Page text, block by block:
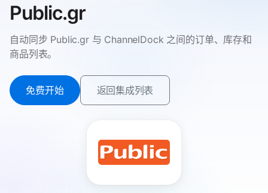
Public.gr
自动同步 Public.gr 与 ChannelDock 之间的订单、库存和
商品列表。
免费开始 返回集成列表